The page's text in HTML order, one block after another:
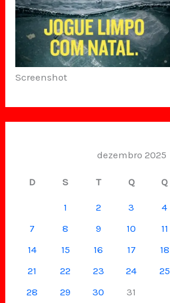
Screenshot
dezembro 2025
D S T Q Q
1 2 3 4
7
8 9 10 11
14
15 16 17 18
21
22 23 24 25
28
29 30 31